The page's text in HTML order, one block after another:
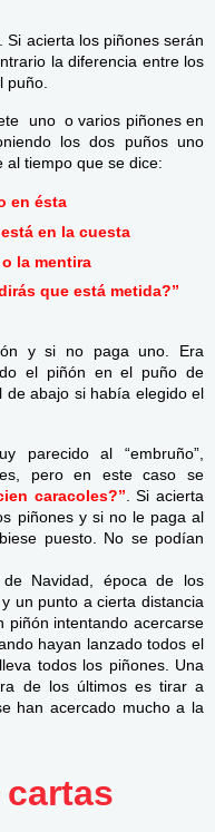
Si acierta los piñones serán
la diferencia entre los
puño.
uno o varios piñones en
los dos puños uno
al tiempo que se dice:
en ésta
en la cuesta
la mentira
que está metida?”
y si no paga uno. Era
el piñón en el puño de
de abajo si había elegido el
parecido al “embruño”,
pero en este caso se
caracoles?” . Si acierta
piñones y si no le paga al
puesto. No se podían
Navidad, época de los
un punto a cierta distancia
piñón intentando acercarse
hayan lanzado todos el
todos los piñones. Una
de los últimos es tirar a
han acercado mucho a la